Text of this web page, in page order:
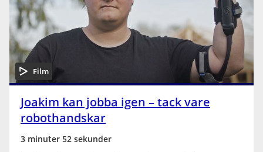
Film
Joakim kan jobba igen – tack vare
robothandskar
3 minuter 52 sekunder